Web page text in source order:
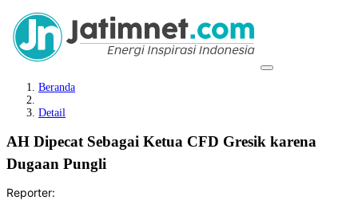
Beranda
Detail
AH Dipecat Sebagai Ketua CFD Gresik karena
Dugaan Pungli
Reporter: